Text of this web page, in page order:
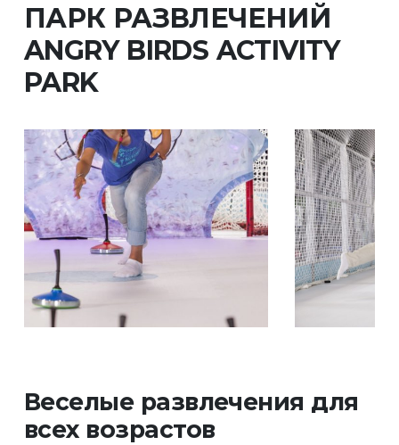
ПАРК РАЗВЛЕЧЕНИЙ
ANGRY BIRDS ACTIVITY
PARK
Веселые развлечения для
всех возрастов